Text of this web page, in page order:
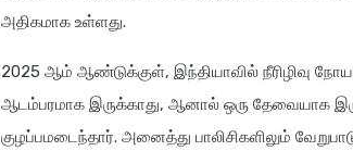
அதிகமாக உள்ளது.
2025 ஆம் ஆண்டுக்குள், இந்தியாவில் நீரிழிவு
ஆடம்பரமாக இருக்காது, ஆனால் ஒரு தேவையாக
குழப்பமடைந்தார். அனைத்து பாலிசிகளிலும்